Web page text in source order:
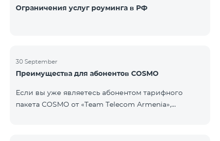
Ограничения услуг роуминга в РФ
30 September
Преимущества для абонентов COSMO
Если вы уже являетесь абонентом тарифного
пакета COSMO от «Team Telecom Armenia»,